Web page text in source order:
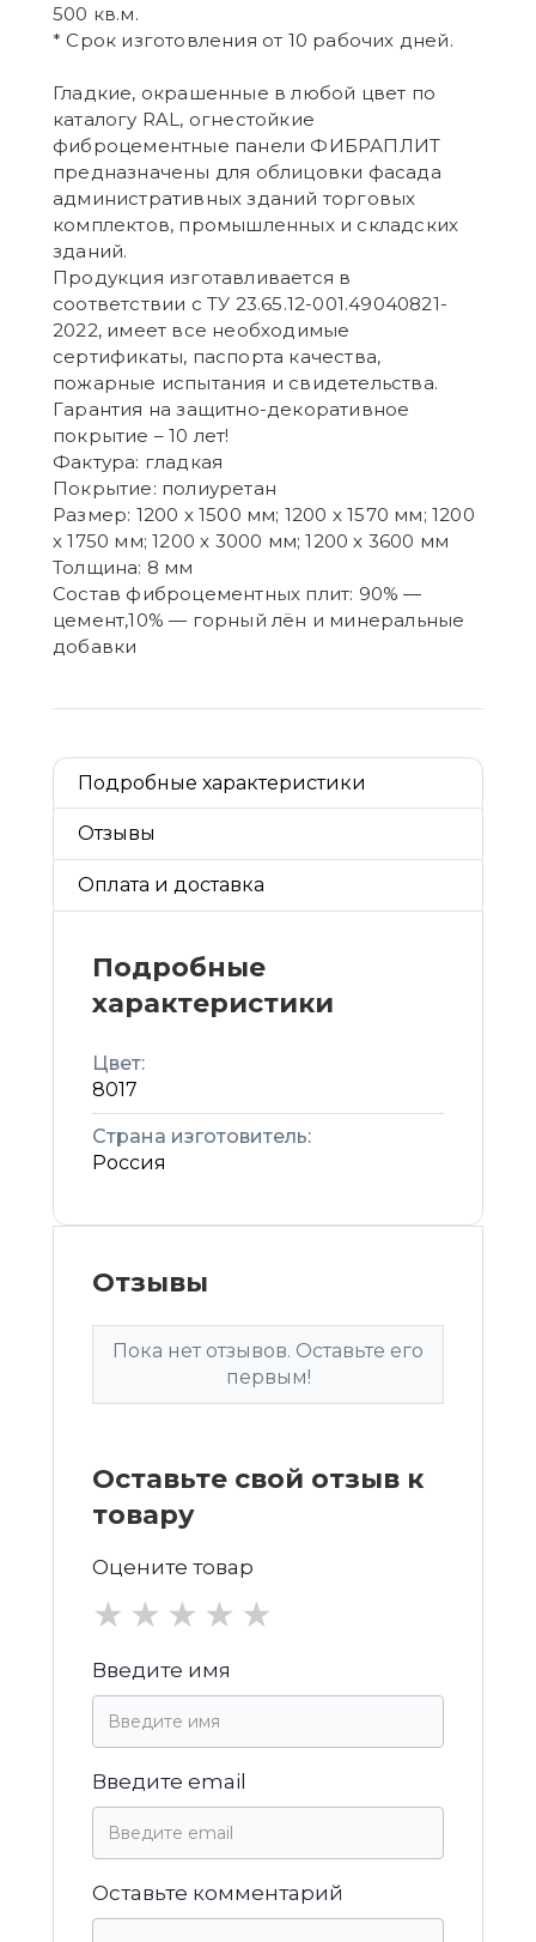
500 кв.м.
* Срок изготовления от 10 рабочих дней.
Гладкие, окрашенные в любой цвет по
каталогу RAL, огнестойкие
фиброцементные панели ФИБРАПЛИТ
предназначены для облицовки фасада
административных зданий торговых
комплектов, промышленных и складских
зданий.
Продукция изготавливается в
соответствии с ТУ 23.65.12-001.49040821-
2022, имеет все необходимые
сертификаты, паспорта качества,
пожарные испытания и свидетельства.
Гарантия на защитно-декоративное
покрытие – 10 лет!
Фактура: гладкая
Покрытие: полиуретан
Размер: 1200 х 1500 мм; 1200 х 1570 мм; 1200
х 1750 мм; 1200 х 3000 мм; 1200 х 3600 мм
Толщина: 8 мм
Состав фиброцементных плит: 90% —
цемент,10% — горный лён и минеральные
добавки
Подробные характеристики
Отзывы
Оплата и доставка
Подробные
характеристики
Цвет:
8017
Страна изготовитель:
Россия
Отзывы
Пока нет отзывов. Оставьте его
первым!
Оставьте свой отзыв к
товару
Оцените товар
★
★
★
★
★
Введите имя
Введите email
Оставьте комментарий